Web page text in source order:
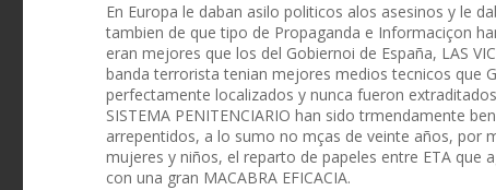
En Europa le daban asilo politicos alos asesinos y le
tambien de que tipo de Propaganda e Informaciçon
eran mejores que los del Gobiernoi de España, LAS
banda terrorista tenian mejores medios tecnicos que
perfectamente localizados y nunca fueron
SISTEMA PENITENCIARIO han sido trmendamente
arrepentidos, a lo sumo no mças de veinte años, por
mujeres y niños, el reparto de papeles entre ETA que
con una gran MACABRA EFICACIA.